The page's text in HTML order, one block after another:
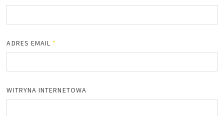
ADRES EMAIL *
WITRYNA INTERNETOWA